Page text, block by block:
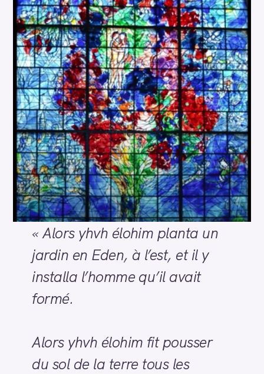
« Alors yhvh élohim planta un
jardin en Eden, à l’est, et il y
installa l’homme qu’il avait
formé.
Alors yhvh élohim fit pousser
du sol de la terre tous les